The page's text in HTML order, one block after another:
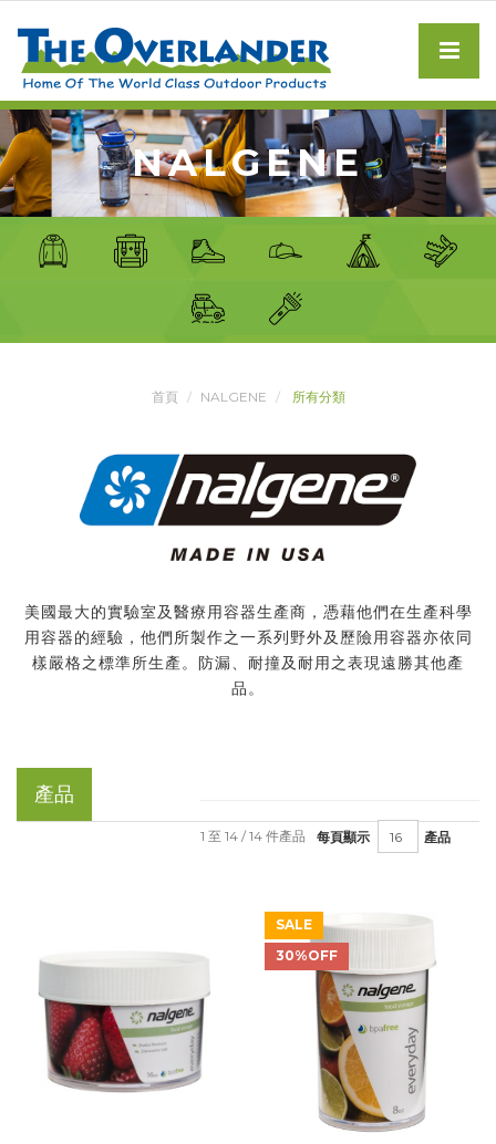
NALGENE
首頁 NALGENE 所有分類
美國最大的實驗室及醫療用容器生產商，憑藉他們在生產科學
用容器的經驗，他們所製作之一系列野外及歷險用容器亦依同
樣嚴格之標準所生產。防漏、耐撞及耐用之表現遠勝其他產
品。
產品
每頁顯示 產品
1 至 14 / 14 件產品
SALE
30%OFF